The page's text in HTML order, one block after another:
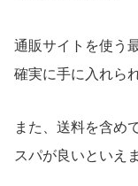
通販サイトを使う
確実に手に入れら
また、送料を含め
スパが良いといえ